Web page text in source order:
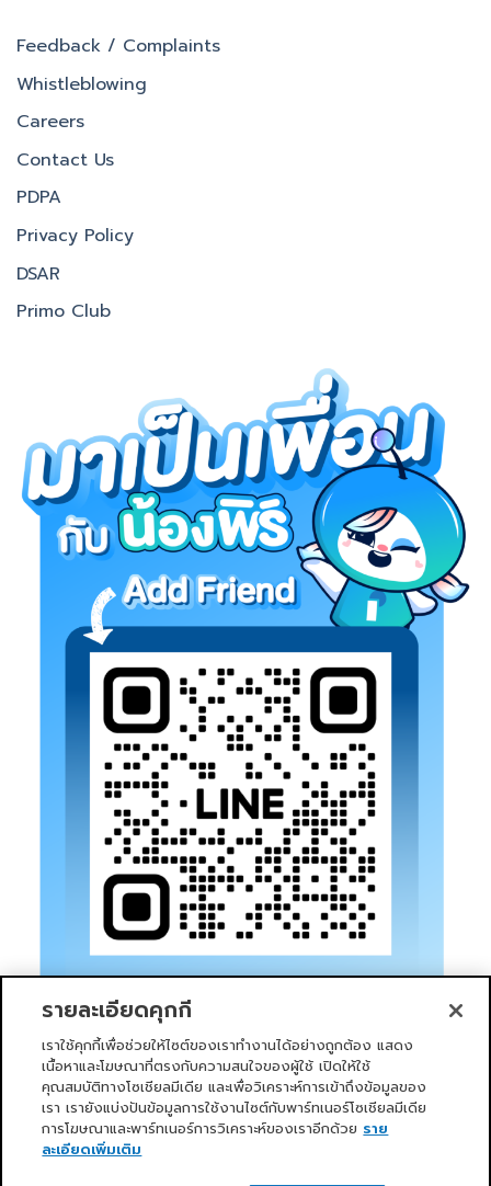
Feedback / Complaints
Whistleblowing
Careers
Contact Us
PDPA
Privacy Policy
DSAR
Primo Club
หน้าแรก บริการของเรา ข่าวสารและกิจกรรม PRIMO CLUB
เกี่ยวกับเรา นักลงทุนสัมพันธ์
รายละเอียดคุกกี้
เราใช้คุกกี้เพื่อช่วยให้ไซต์ของเราทำงานได้อย่างถูกต้อง แสดง
เนื้อหาและโฆษณาที่ตรงกับความสนใจของผู้ใช้ เปิดให้ใช้
คุณสมบัติทางโซเชียลมีเดีย และเพื่อวิเคราะห์การเข้าถึงข้อมูลของ
เรา เรายังแบ่งปันข้อมูลการใช้งานไซต์กับพาร์ทเนอร์โซเชียลมีเดีย
การโฆษณาและพาร์ทเนอร์การวิเคราะห์ของเราอีกด้วย ราย
ละเอียดเพิ่มเติม